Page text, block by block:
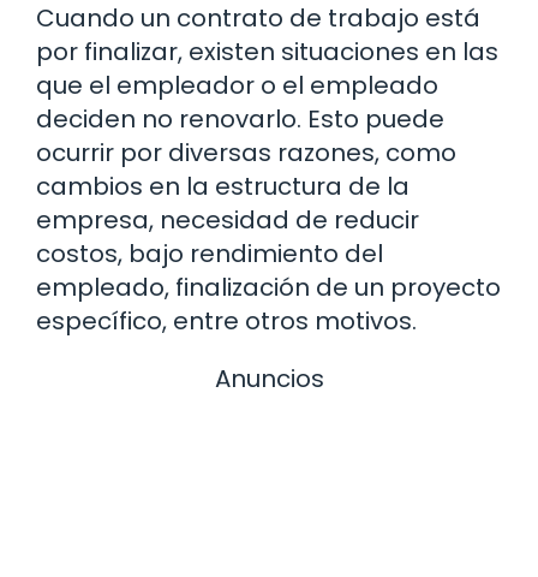
Cuando un contrato de trabajo está
por finalizar, existen situaciones en las
que el empleador o el empleado
deciden no renovarlo. Esto puede
ocurrir por diversas razones, como
cambios en la estructura de la
empresa, necesidad de reducir
costos, bajo rendimiento del
empleado, finalización de un proyecto
específico, entre otros motivos.
Anuncios